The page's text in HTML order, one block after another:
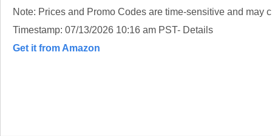
Note: Prices and Promo Codes are time-sensitive and may
Timestamp: 07/13/2026 10:16 am PST- Details
Get it from Amazon